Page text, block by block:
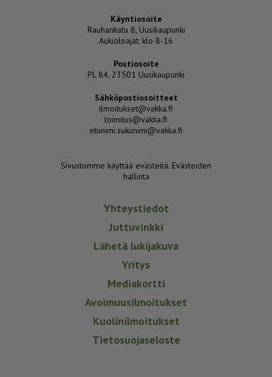
Käyntiosoite
Rauhankatu 8, Uusikaupunki
Aukioloajat: klo 8-16
Postiosoite
PL 84, 23501 Uusikaupunki
Sähköpostiosoitteet
ilmoitukset@vakka.fi
toimitus@vakka.fi
etunimi.sukunimi@vakka.fi
Sivustomme käyttää evästeitä. Evästeiden
hallinta
Yhteystiedot
Juttuvinkki
Lähetä lukijakuva
Yritys
Mediakortti
Avoimuusilmoitukset
Kuolinilmoitukset
Tietosuojaseloste